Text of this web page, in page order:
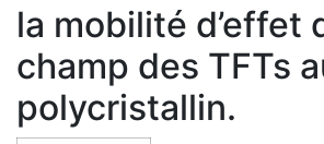
la mobilité d’effet
champ des TFTs
polycristallin.